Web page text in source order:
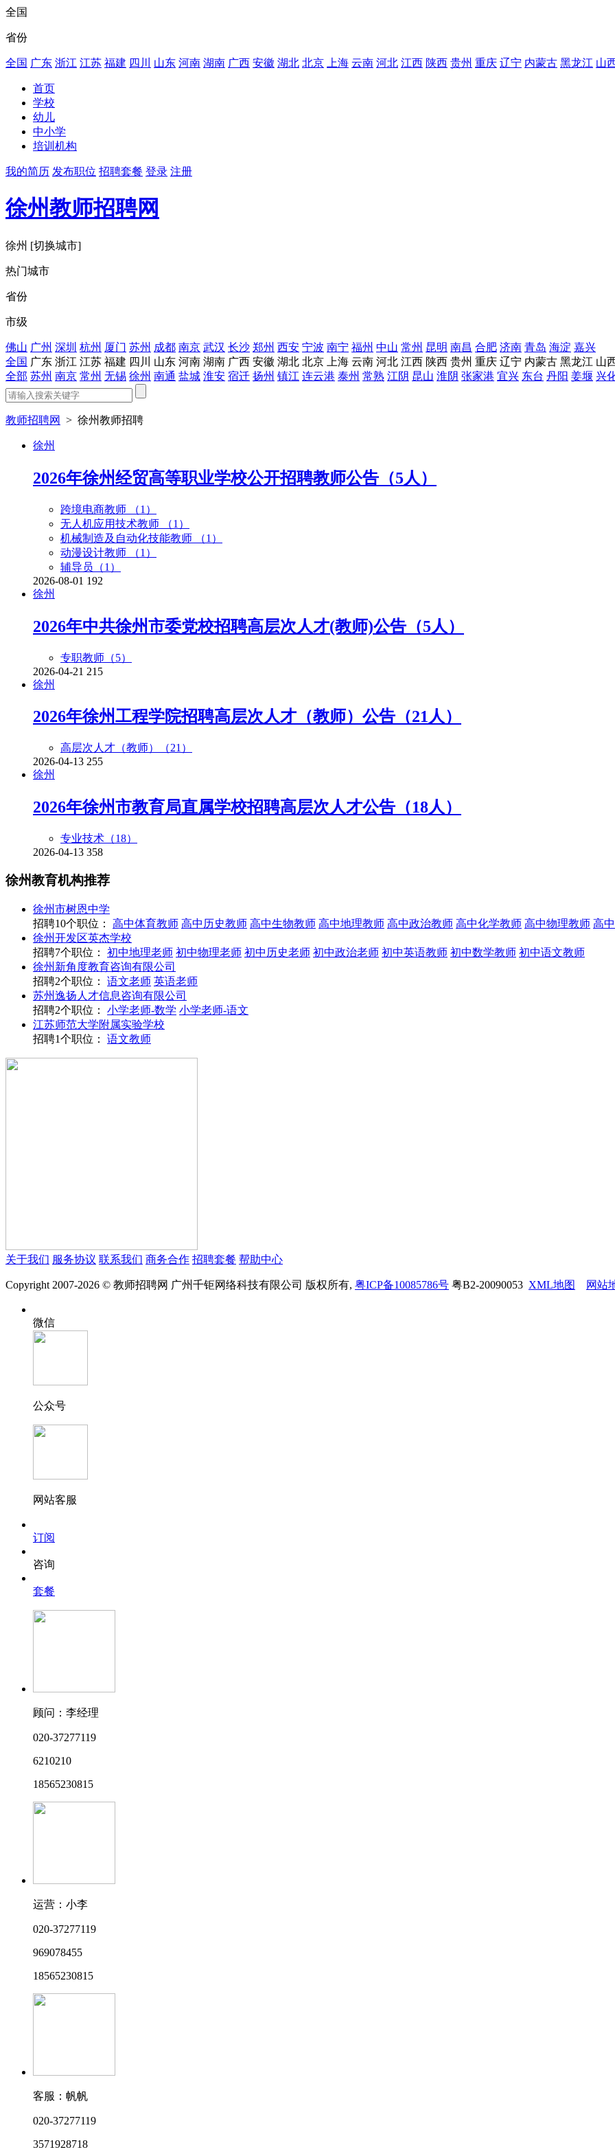
全国
省份
全国 广东 浙江 江苏 福建 四川 山东 河南 湖南 广西 安徽 湖北 北京 上海 云南 河北 江西 陕西 贵州 重庆 辽宁 内蒙古 黑龙江 山
首页
学校
幼儿
中小学
培训机构
我的简历 发布职位 招聘套餐 登录 注册
徐州教师招聘网
徐州 [切换城市]
热门城市
省份
市级
佛山 广州 深圳 杭州 厦门 苏州 成都 南京 武汉 长沙 郑州 西安 宁波 南宁 福州 中山 常州 昆明 南昌 合肥 济南 青岛 海淀 嘉兴
全国 广东 浙江 江苏 福建 四川 山东 河南 湖南 广西 安徽 湖北 北京 上海 云南 河北 江西 陕西 贵州 重庆 辽宁 内蒙古 黑龙江 山
全部 苏州 南京 常州 无锡 徐州 南通 盐城 淮安 宿迁 扬州 镇江 连云港 泰州 常熟 江阴 昆山 淮阴 张家港 宜兴 东台 丹阳 姜堰 兴
教师招聘网 > 徐州教师招聘
徐州
2026年徐州经贸高等职业学校公开招聘教师公告（5人）
跨境电商教师 （1 ）
无人机应用技术教师 （1 ）
机械制造及自动化技能教师 （1 ）
动漫设计教师 （1 ）
辅导员（1 ）
2026-08-01 192
徐州
2026年中共徐州市委党校招聘高层次人才(教师)公告（5人）
专职教师（5）
2026-04-21 215
徐州
2026年徐州工程学院招聘高层次人才（教师）公告（21人）
高层次人才（教师）（21 ）
2026-04-13 255
徐州
2026年徐州市教育局直属学校招聘高层次人才公告（18人）
专业技术（18）
2026-04-13 358
徐州教育机构推荐
徐州市树恩中学
招聘10个职位：
高中体育教师 高中历史教师 高中生物教师 高中地理教师 高中政治教师 高中化学教师 高中物理教师 高
徐州开发区英杰学校
招聘7个职位：
初中地理老师 初中物理老师 初中历史老师 初中政治老师 初中英语教师 初中数学教师 初中语文教师
徐州新角度教育咨询有限公司
招聘2个职位：
语文老师 英语老师
苏州逸扬人才信息咨询有限公司
招聘2个职位：
小学老师-数学 小学老师-语文
江苏师范大学附属实验学校
招聘1个职位：
语文教师
关于我们 服务协议 联系我们 商务合作 招聘套餐 帮助中心
Copyright 2007-2026 © 教师招聘网 广州千钜网络科技有限公司 版权所有, 粤ICP备10085786号 粤B2-20090053 XML地图 网站
微信
公众号
网站客服
订阅
咨询
套餐
顾问：李经理
020-37277119
6210210
18565230815
运营：小李
020-37277119
969078455
18565230815
客服：帆帆
020-37277119
3571928718